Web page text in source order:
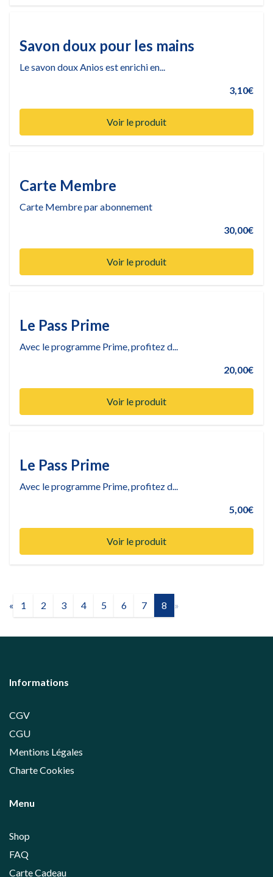
Savon doux pour les mains
Le savon doux Anios est enrichi en...
3,10€
Voir le produit
Carte Membre
Carte Membre par abonnement
30,00€
Voir le produit
Le Pass Prime
Avec le programme Prime, profitez d...
20,00€
Voir le produit
Le Pass Prime
Avec le programme Prime, profitez d...
5,00€
Voir le produit
« 1 2 3 4 5 6 7 8 »
Informations
CGV
CGU
Mentions Légales
Charte Cookies
Menu
Shop
FAQ
Carte Cadeau